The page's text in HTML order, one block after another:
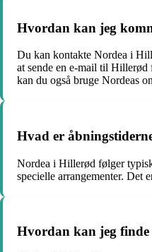
Hvordan kan jeg
Du kan kontakte Nordea i
at sende en e-mail til
kan du også bruge Nordeas
Hvad er
Nordea i Hillerød følger
specielle arrangementer. Det
Hvordan kan jeg